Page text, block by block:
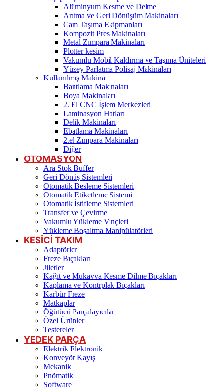
Alüminyum Kesme ve Delme
Arıtma ve Geri Dönüşüm Makinaları
Cam Taşıma Ekipmanları
Kompozit Pres Makinaları
Metal Zımpara Makinaları
Plotter kesim
Vakumlu Mobil Kaldırma ve Taşıma Üniteleri
Yüzey Parlatma Polisaj Makinaları
Kullanılmış Makina
Bantlama Makinaları
Boya Makinaları
2. El CNC İşlem Merkezleri
Laminasyon Hatları
Delik Makinaları
Ebatlama Makinaları
2.el Zımpara Makinaları
Diğer
OTOMASYON
Ara Stok Buffer
Geri Dönüş Sistemleri
Otomatik Besleme Sistemleri
Otomatik Etiketleme Sistemi
Otomatik İstifleme Sistemleri
Transfer ve Çevirme
Vakumlu Yükleme Vinçleri
Yükleme Boşaltma Manipülatörleri
KESİCİ TAKIM
Adaptörler
Freze Bıçakları
Jiletler
Kağıt ve Mukavva Kesme Dilme Bıçakları
Kaplama ve Kontrplak Bıçakları
Karbür Freze
Matkaplar
Öğütücü Parçalayıcılar
Özel Ürünler
Testereler
YEDEK PARÇA
Elektrik Elektronik
Konveyör Kayış
Mekanik
Pnömatik
Software